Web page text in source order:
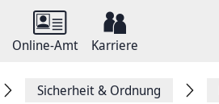
Online-Amt Karriere
Sicherheit & Ordnung